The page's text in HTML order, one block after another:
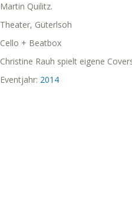
Martin Quilitz.
Theater, Güterlsoh
Cello + Beatbox
Christine Rauh spielt eigene
Eventjahr: 2014